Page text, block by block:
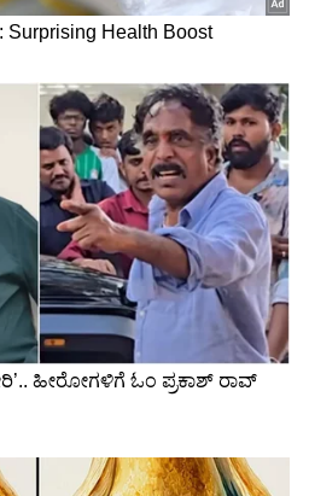
ಶಿಕ್ಷೆಯಾಗಿದ್ದು ಹೇಗೆ?
ರಸ್ತೆ ಬದಿ ಪಕೋಡಾವಾಲಾನ
ಆದಾಯ ಕೇಳಿ ತಲೆ ಸುತ್ತಿ ಬಿದ್ದ
ಟೆಕ್ಕಿ! ವರ್ಷಕ್ಕೆ ಈತ
ದುಡೀತಿರೋದು ಎಷ್ಟು ಗೊತ್ತಾ
ಪ್ರಾಣ":
| Rishab
News